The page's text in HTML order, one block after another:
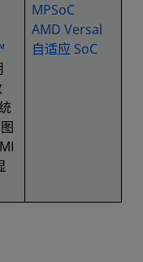
MPSoC
AMD Versal
自适应 SoC